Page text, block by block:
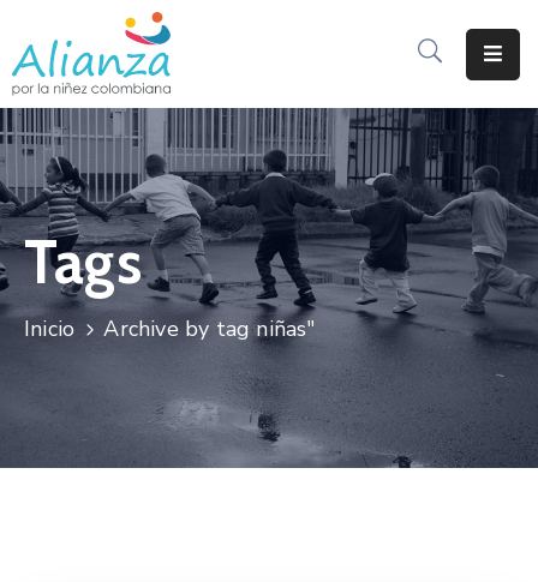
Inicio
La
Alianza
Documentos
Prensa
Alianza
Tags
Inicio Archive by tag niñas"